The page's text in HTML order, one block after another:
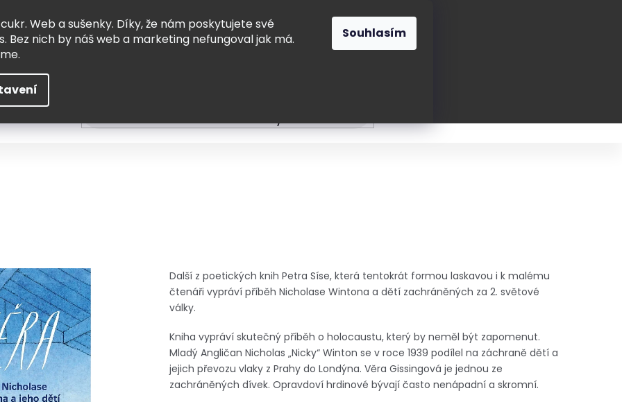
Web a sušenky. Díky, že nám poskytujete své
Bez nich by náš web a marketing nefungoval jak má.
Souhlasím
Další z poetických knih Petra Síse, která tentokrát formou laskavou i k malému
čtenáři vypráví příběh Nicholase Wintona a dětí zachráněných za 2. světové
války.
Kniha vypráví skutečný příběh o holocaustu, který by neměl být zapomenut.
Mladý Angličan Nicholas „Nicky“ Winton se v roce 1939 podílel na záchraně dětí a
jejich převozu vlaky z Prahy do Londýna. Věra Gissingová je jednou ze
zachráněných dívek. Opravdoví hrdinové bývají často nenápadní a skromní.